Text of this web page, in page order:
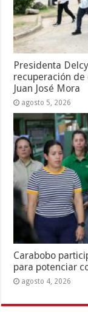
Presidenta
recuperación
Juan José Mora
agosto 5, 2026
Carabobo
para potenciar
agosto 4, 2026